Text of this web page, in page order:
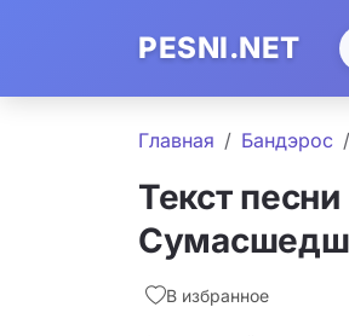
PESNI.NET
Главная Бандэрос
Текст песни
В избранное